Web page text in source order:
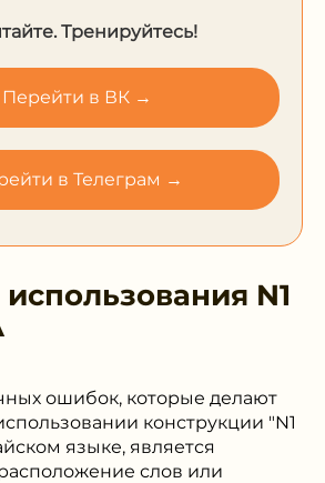
Тренируйтесь!
Перейти в ВК →
в Телеграм →
N1
ошибок, которые делают
конструкции "N1
языке, является
слов или